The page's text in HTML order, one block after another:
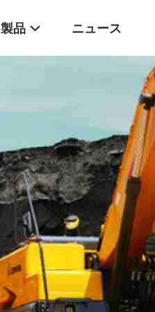
製品 ニュース